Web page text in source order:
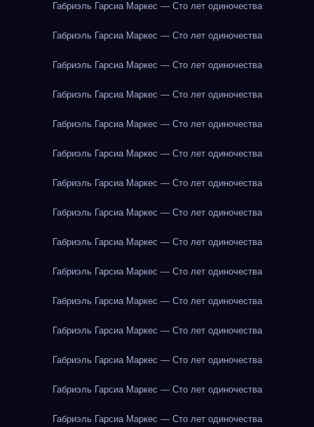
Габриэль Гарсиа Маркес — Сто лет одиночества
Габриэль Гарсиа Маркес — Сто лет одиночества
Габриэль Гарсиа Маркес — Сто лет одиночества
Габриэль Гарсиа Маркес — Сто лет одиночества
Габриэль Гарсиа Маркес — Сто лет одиночества
Габриэль Гарсиа Маркес — Сто лет одиночества
Габриэль Гарсиа Маркес — Сто лет одиночества
Габриэль Гарсиа Маркес — Сто лет одиночества
Габриэль Гарсиа Маркес — Сто лет одиночества
Габриэль Гарсиа Маркес — Сто лет одиночества
Габриэль Гарсиа Маркес — Сто лет одиночества
Габриэль Гарсиа Маркес — Сто лет одиночества
Габриэль Гарсиа Маркес — Сто лет одиночества
Габриэль Гарсиа Маркес — Сто лет одиночества
Габриэль Гарсиа Маркес — Сто лет одиночества